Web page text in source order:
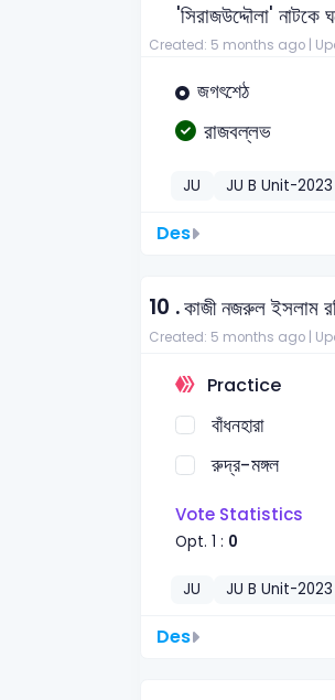
'সিরাজউদ্দৌলা' নাটকে
Created: 5 months ago |
জগৎশেঠ
রাজবল্লভ
JU JU B Unit-2023
Des
10 .কাজী নজরুল ইসলাম
Created: 5 months ago |
Practice
বাঁধনহারা
রুদ্র-মঙ্গল
Vote Statistics
Opt. 1 : 0
JU JU B Unit-2023
Des